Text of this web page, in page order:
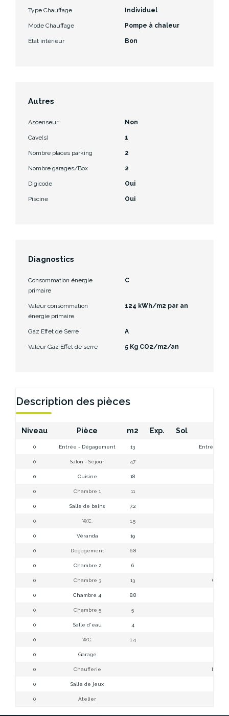
Type Chauffage Individuel
Mode Chauffage Pompe à chaleur
Etat intérieur Bon
Autres
Ascenseur Non
Cave(s) 1
Nombre places parking 2
Nombre garages/Box 2
Digicode Oui
Piscine Oui
Diagnostics
Consommation énergie
primaire
C
Valeur consommation
énergie primaire
124 kWh/m2 par an
Gaz Effet de Serre A
Valeur Gaz Effet de serre 5 Kg CO2/m2/an
Description des pièces
Niveau Pièce m2 Exp. Sol
0 Entrée - Dégagement 13 Entrée -
0 Salon - Séjour 47
0 Cuisine 18
0 Chambre 1 11
0 Salle de bains 7.2
0 W.C. 1.5
0 Véranda 19
0 Dégagement 6.8
0 Chambre 2 6
0 Chambre 3 13
0 Chambre 4 8.8
0 Chambre 5 5
0 Salle d'eau 4
0 W.C. 1.4
0 Garage
0 Chaufferie
0 Salle de jeux
0 Atelier